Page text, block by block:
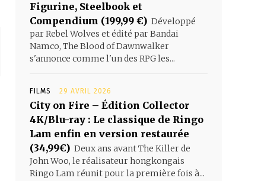
Figurine, Steelbook et
Compendium (199,99 €) Développé
par Rebel Wolves et édité par Bandai
Namco, The Blood of Dawnwalker
s'annonce comme l'un des RPG les...
FILMS 29 AVRIL 2026
City on Fire – Édition Collector
4K/Blu-ray : Le classique de Ringo
Lam enfin en version restaurée
(34,99€) Deux ans avant The Killer de
John Woo, le réalisateur hongkongais
Ringo Lam réunit pour la première fois à...